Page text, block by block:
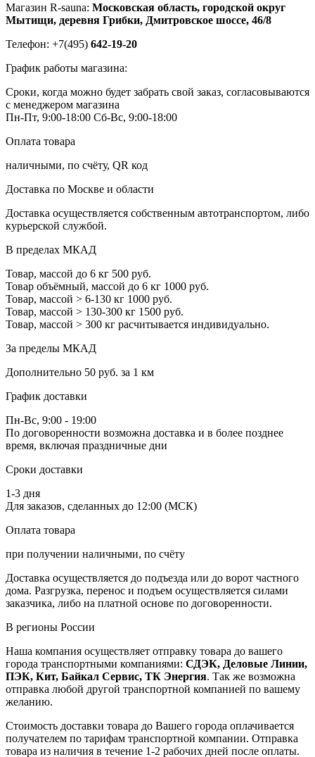
Магазин R-sauna: Московская область, городской округ
Мытищи, деревня Грибки, Дмитровское шоссе, 46/8
Телефон: +7(495) 642-19-20
График работы магазина:
Сроки, когда можно будет забрать свой заказ, согласовываются
с менеджером магазина
Пн-Пт, 9:00-18:00 Сб-Вс, 9:00-18:00
Оплата товара
наличными, по счёту, QR код
Доставка по Москве и области
Доставка осуществляется собственным автотранспортом, либо
курьерской службой.
В пределах МКАД
Товар, массой до 6 кг 500 руб.
Товар объёмный, массой до 6 кг 1000 руб.
Товар, массой > 6-130 кг 1000 руб.
Товар, массой > 130-300 кг 1500 руб.
Товар, массой > 300 кг расчитывается индивидуально.
За пределы МКАД
Дополнительно 50 руб. за 1 км
График доставки
Пн-Вс, 9:00 - 19:00
По договоренности возможна доставка и в более позднее
время, включая праздничные дни
Сроки доставки
1-3 дня
Для заказов, сделанных до 12:00 (МСК)
Оплата товара
при получении наличными, по счёту
Доставка осуществляется до подъезда или до ворот частного
дома. Разгрузка, перенос и подъем осуществляется силами
заказчика, либо на платной основе по договоренности.
В регионы России
Наша компания осуществляет отправку товара до вашего
города транспортными компаниями: СДЭК, Деловые Линии,
ПЭК, Кит, Байкал Сервис, ТК Энергия. Так же возможна
отправка любой другой транспортной компанией по вашему
желанию.
Стоимость доставки товара до Вашего города оплачивается
получателем по тарифам транспортной компании. Отправка
товара из наличия в течение 1-2 рабочих дней после оплаты.